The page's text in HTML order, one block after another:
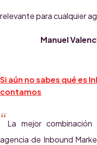
relevante para cualquier
Manuel
Si aún no sabes qué es
contamos
“La mejor
agencia de Inbound